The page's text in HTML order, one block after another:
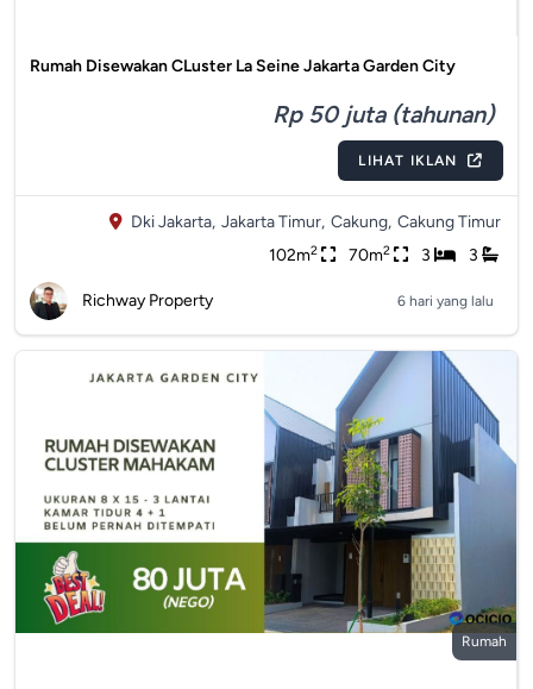
Rumah Disewakan CLuster La Seine Jakarta Garden City
Rp 50 juta (tahunan)
LIHAT IKLAN
Dki Jakarta, Jakarta Timur, Cakung, Cakung Timur
102m2 70m2 3 3
Richway Property 6 hari yang lalu
Rumah